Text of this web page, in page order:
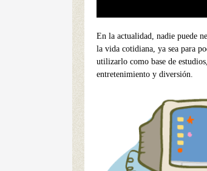
En la actualidad, nadie puede
la vida cotidiana, ya sea para
utilizarlo como base de
entretenimiento y diversión.